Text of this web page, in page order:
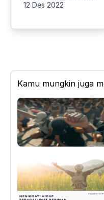
12 Des 2022
Kamu mungkin juga